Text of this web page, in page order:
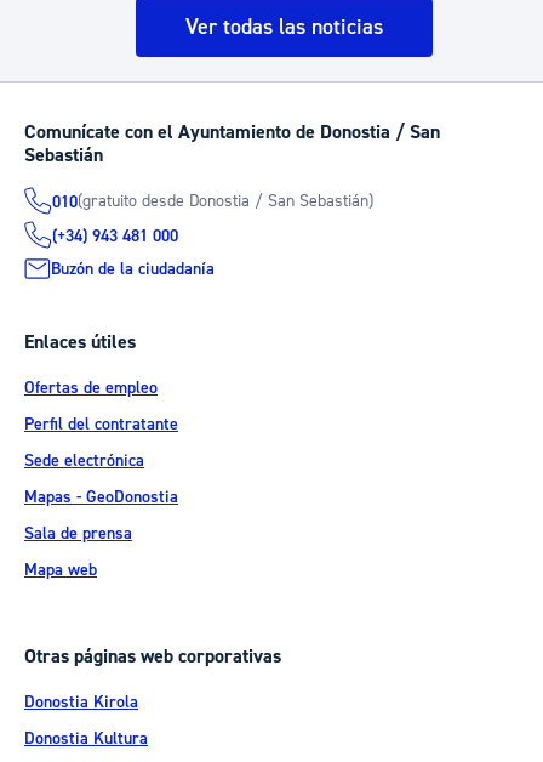
Ver todas las noticias
Comunícate con el Ayuntamiento de Donostia / San
Sebastián
010(gratuito desde Donostia / San Sebastián)
(+34) 943 481 000
Buzón de la ciudadanía
Enlaces útiles
Ofertas de empleo
Perfil del contratante
Sede electrónica
Mapas - GeoDonostia
Sala de prensa
Mapa web
Otras páginas web corporativas
Donostia Kirola
Donostia Kultura